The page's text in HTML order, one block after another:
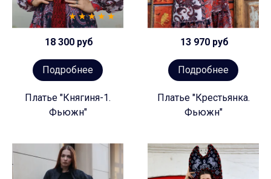
18 300 руб
Подробнее
Платье "Княгиня-1.
Фьюжн"
13 970 руб
Подробнее
Платье "Крестьянка.
Фьюжн"